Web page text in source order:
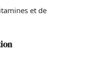
et de